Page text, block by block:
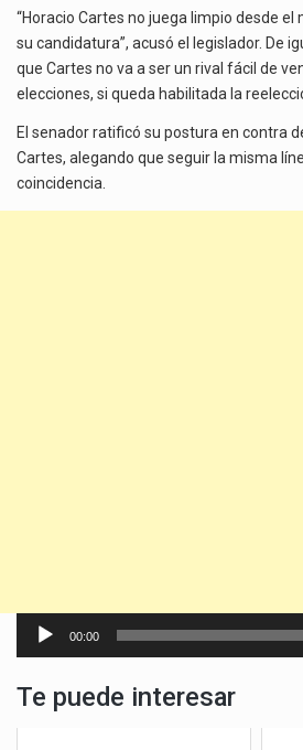
“Horacio Cartes no juega limpio desde
su candidatura”, acusó el legislador. De
que Cartes no va a ser un rival fácil de
elecciones, si queda habilitada la
El senador ratificó su postura en contra
Cartes, alegando que seguir la misma
coincidencia.
Reproductor
00:00
Te puede interesar